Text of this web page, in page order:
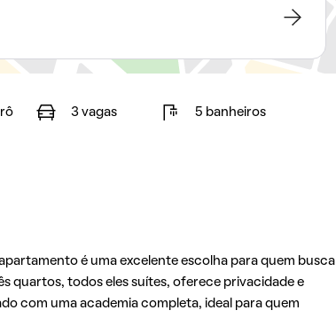
3 vagas 5 banheiros
é uma excelente escolha para quem busca
quartos, todos eles suítes, oferece privacidade e
com uma academia completa, ideal para quem